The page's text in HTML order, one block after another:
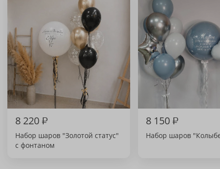
8 220₽
Набор шаров "Золотой статус"
с фонтаном
8 150₽
Набор шаров